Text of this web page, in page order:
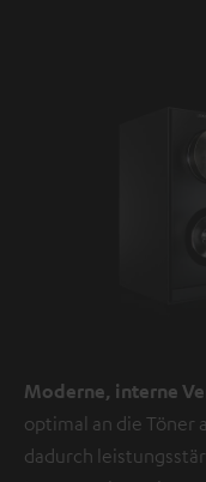
Moderne, interne
optimal an die Töner
dadurch